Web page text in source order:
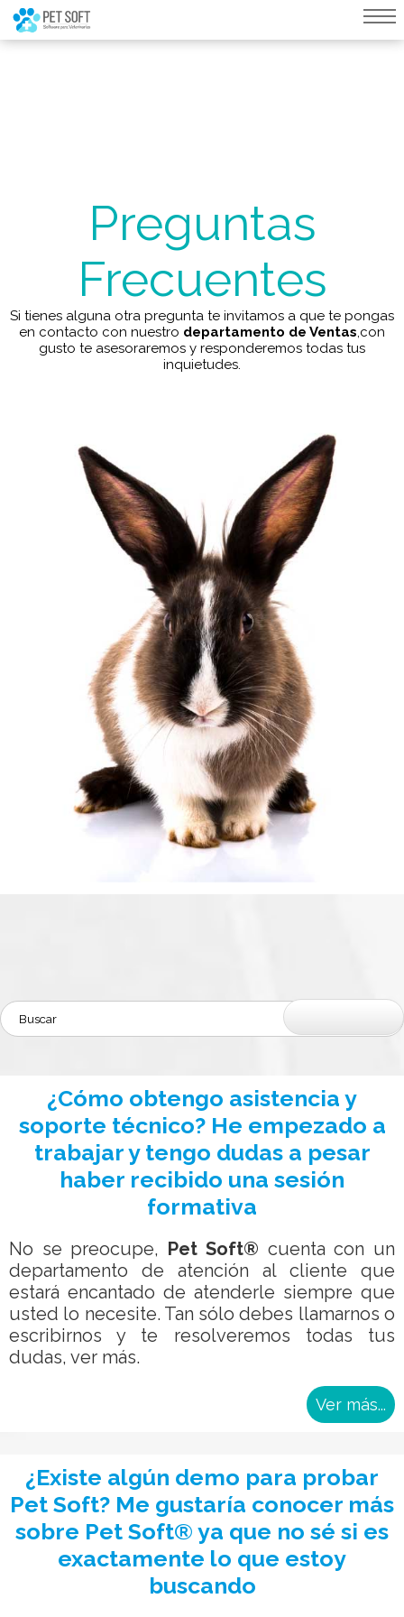
query failed, Table 'nwproject5_petsoft.preload_images' doesn't exist::SQL
Query: /*qc=on*/ select * from preload_images where pagina=274
Preguntas
Frecuentes
Si tienes alguna otra pregunta te invitamos a que te pongas
en contacto con nuestro departamento de Ventas,con
gusto te asesoraremos y responderemos todas tus
inquietudes.
¿Cómo obtengo asistencia y
soporte técnico? He empezado a
trabajar y tengo dudas a pesar
haber recibido una sesión
formativa
No se preocupe, Pet Soft® cuenta con un
departamento de atención al cliente que
estará encantado de atenderle siempre que
usted lo necesite. Tan sólo debes llamarnos o
escribirnos y te resolveremos todas tus
dudas, ver más.
Ver más...
¿Existe algún demo para probar
Pet Soft? Me gustaría conocer más
sobre Pet Soft® ya que no sé si es
exactamente lo que estoy
buscando